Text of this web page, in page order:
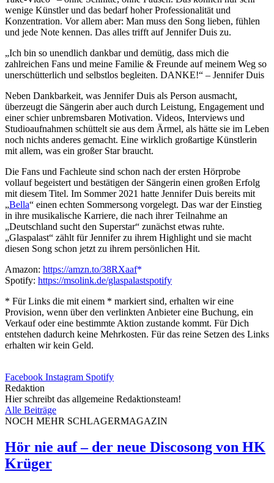
wenige Künstler und das bedarf hoher Professionalität und
Konzentration. Vor allem aber: Man muss den Song lieben, fühlen
und jede Note kennen. Das alles trifft auf Jennifer Duis zu.
„Ich bin so unendlich dankbar und demütig, dass mich die
zahlreichen Fans und meine Familie & Freunde auf meinem Weg so
unerschütterlich und selbstlos begleiten. DANKE!“ – Jennifer Duis
Neben Dankbarkeit, was Jennifer Duis als Person ausmacht,
überzeugt die Sängerin aber auch durch Leistung, Engagement und
einer schier unbremsbaren Motivation. Videos, Interviews und
Studioaufnahmen schüttelt sie aus dem Ärmel, als hätte sie im Leben
noch nichts anderes gemacht. Eine wirklich großartige Künstlerin
mit allem, was ein großer Star braucht.
Die Fans und Fachleute sind schon nach der ersten Hörprobe
vollauf begeistert und bestätigen der Sängerin einen großen Erfolg
mit diesem Titel. Im Sommer 2021 hatte Jennifer Duis bereits mit
„Bella“ einen echten Sommersong vorgelegt. Das war der Einstieg
in ihre musikalische Karriere, die nach ihrer Teilnahme an
„Deutschland sucht den Superstar“ zunächst etwas ruhte.
„Glaspalast“ zählt für Jennifer zu ihrem Highlight und sie macht
diesen Song schon jetzt zu ihrem persönlichen Hit.
Amazon: https://amzn.to/38RXaaf
Spotify: https://msolink.de/glaspalastspotify
* Für Links die mit einem * markiert sind, erhalten wir eine
Provision, wenn über den verlinkten Anbieter eine Buchung, ein
Verkauf oder eine bestimmte Aktion zustande kommt. Für Dich
entstehen dadurch keine Mehrkosten. Für das reine Setzen des Links
erhalten wir kein Geld.
Facebook Instagram Spotify
Redaktion
Hier schreibt das allgemeine Redaktionsteam!
Alle Beiträge
NOCH MEHR SCHLAGERMAGAZIN
Hör nie auf – der neue Discosong von HK
Krüger